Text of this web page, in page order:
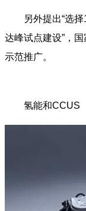
另外提出“选
达峰试点建设”，
示范推广。
氢能和CCUS